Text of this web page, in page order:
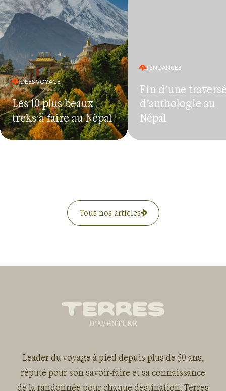
IDÉES VOYAGE
Les 10 plus beaux
treks à faire au Népal
TENDANCES
Fin d’une
d’anthologie au
Népal
Tous nos articles
Leader du voyage à pied depuis plus de 50 ans,
réputé pour son savoir-faire et sa connaissance
de la randonnée pour chaque destination, Terres